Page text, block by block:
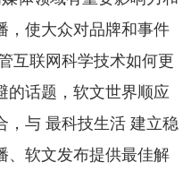
，使大众对品牌和事件
互联网科学技术如何更
的话题，软文世界顺应
，与 最科技生活 建立稳
、软文发布提供最佳解